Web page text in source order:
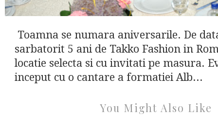
Toamna se numara aniversarile. De
sarbatorit 5 ani de Takko Fashion in
locatie selecta si cu invitati pe masura.
inceput cu o cantare a formatiei Alb...
You Might Also Like